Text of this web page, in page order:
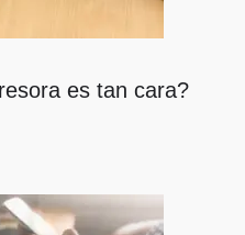
es tan cara?